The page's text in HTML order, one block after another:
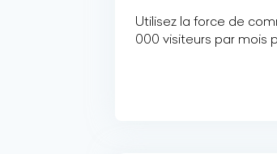
Utilisez la force de
000 visiteurs par mois